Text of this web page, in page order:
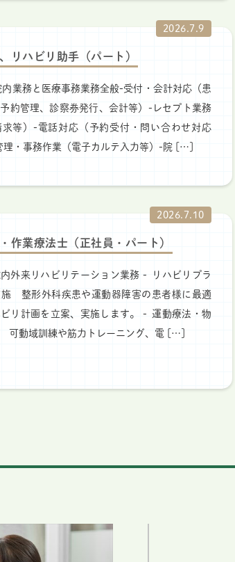
2026.7.9
リハビリ助手（パート）
業務と医療事務業務全般-受付・会計対応（患
約管理、診察券発行、会計等）-レセプト業務
求等）-電話対応（予約受付・問い合わせ対応
理・事務作業（電子カルテ入力等）-院 […]
2026.7.10
作業療法士（正社員・パート）
外来リハビリテーション業務 - リハビリプラ
施 整形外科疾患や運動器障害の患者様に最適
リ計画を立案、実施します。 - 運動療法・物
可動域訓練や筋力トレーニング、電 […]